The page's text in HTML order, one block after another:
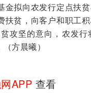
拟向农发行定点扶
贫，向客户和职工
攻坚的意向，农发
方晨曦）
APP 查看